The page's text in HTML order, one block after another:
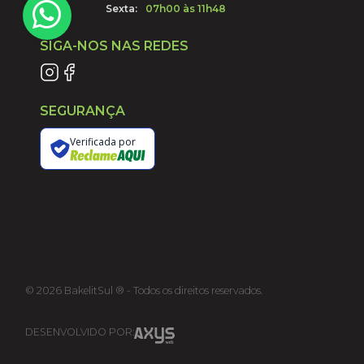
Sexta: 07h00 às 11h48
SIGA-NOS NAS REDES
SEGURANÇA
Verificada por
© 2026BakelitSul ® - Todos os direitos reservados.
DESENVOLVIDO POR: